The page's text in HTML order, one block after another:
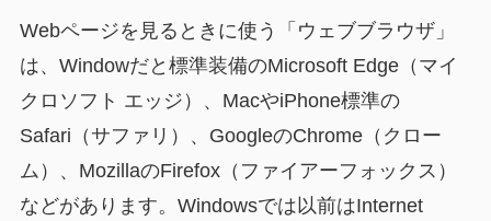
Webページを見るときに使う「ウェブブラウザ」
は、Windowだと標準装備のMicrosoft Edge（マイ
クロソフト エッジ）、MacやiPhone標準の
Safari（サファリ）、GoogleのChrome（クロー
ム）、MozillaのFirefox（ファイアーフォックス）
などがあります。Windowsでは以前はInternet